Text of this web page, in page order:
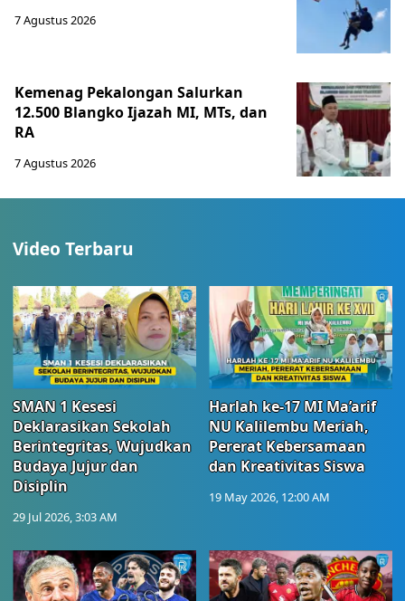
7 Agustus 2026
Kemenag Pekalongan Salurkan
12.500 Blangko Ijazah MI, MTs, dan
RA
7 Agustus 2026
Video Terbaru
SMAN 1 Kesesi
Deklarasikan Sekolah
Berintegritas, Wujudkan
Budaya Jujur dan
Disiplin
29 Jul 2026, 3:03 AM
Harlah ke-17 MI Ma’arif
NU Kalilembu Meriah,
Pererat Kebersamaan
dan Kreativitas Siswa
19 May 2026, 12:00 AM